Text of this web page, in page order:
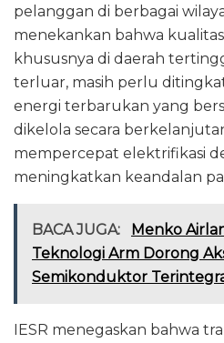
pelanggan di berbagai
menekankan bahwa kualitas
khususnya di daerah
terluar, masih perlu
energi terbarukan yang
dikelola secara
mempercepat elektrifikasi
meningkatkan keandalan
BACA JUGA:
Menko
Teknologi Arm Dorong
Semikonduktor
IESR menegaskan bahwa